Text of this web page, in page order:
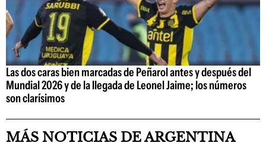
Las dos caras bien marcadas de Peñarol antes y después del
Mundial 2026 y de la llegada de Leonel Jaime; los números
son clarísimos
MÁS NOTICIAS DE ARGENTINA